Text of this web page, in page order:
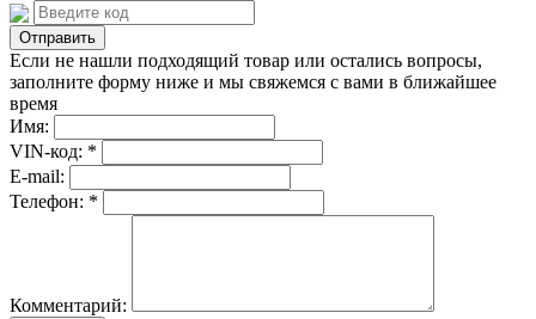
Если не нашли подходящий товар или остались вопросы,
заполните форму ниже и мы свяжемся с вами в ближайшее
время
Имя:
VIN-код: *
E-mail:
Телефон: *
Комментарий: